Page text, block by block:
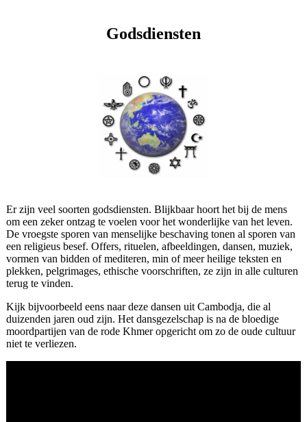
Godsdiensten
Er zijn veel soorten godsdiensten. Blijkbaar hoort het bij de mens
om een zeker ontzag te voelen voor het wonderlijke van het leven.
De vroegste sporen van menselijke beschaving tonen al sporen van
een religieus besef. Offers, rituelen, afbeeldingen, dansen, muziek,
vormen van bidden of mediteren, min of meer heilige teksten en
plekken, pelgrimages, ethische voorschriften, ze zijn in alle culturen
terug te vinden.
Kijk bijvoorbeeld eens naar deze dansen uit Cambodja, die al
duizenden jaren oud zijn. Het dansgezelschap is na de bloedige
moordpartijen van de rode Khmer opgericht om zo de oude cultuur
niet te verliezen.